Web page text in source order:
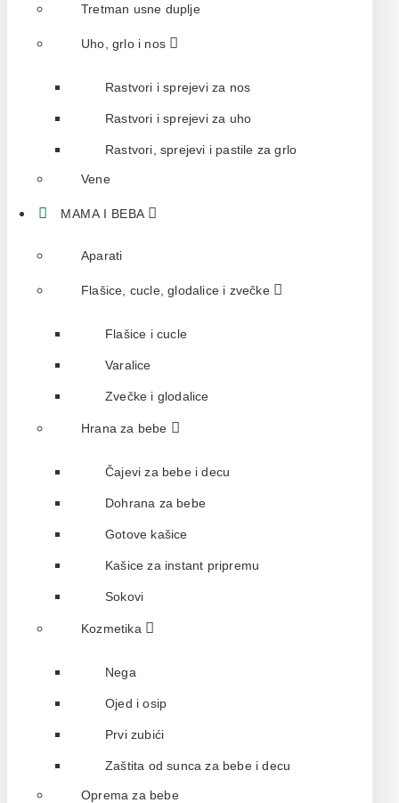
Tretman usne duplje
Uho, grlo i nos
Rastvori i sprejevi za nos
Rastvori i sprejevi za uho
Rastvori, sprejevi i pastile za grlo
Vene
MAMA I BEBA
Aparati
Flašice, cucle, glodalice i zvečke
Flašice i cucle
Varalice
Zvečke i glodalice
Hrana za bebe
Čajevi za bebe i decu
Dohrana za bebe
Gotove kašice
Kašice za instant pripremu
Sokovi
Kozmetika
Nega
Ojed i osip
Prvi zubići
Zaštita od sunca za bebe i decu
Oprema za bebe